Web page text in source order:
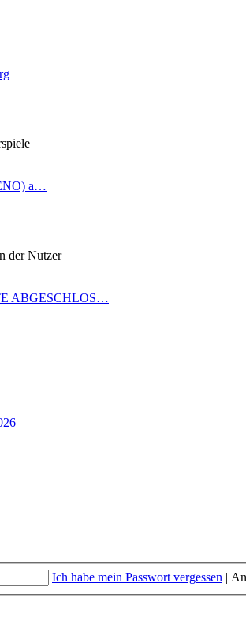
a…
der Nutzer
ABGESCHLOS…
Ich habe mein Passwort vergessen |